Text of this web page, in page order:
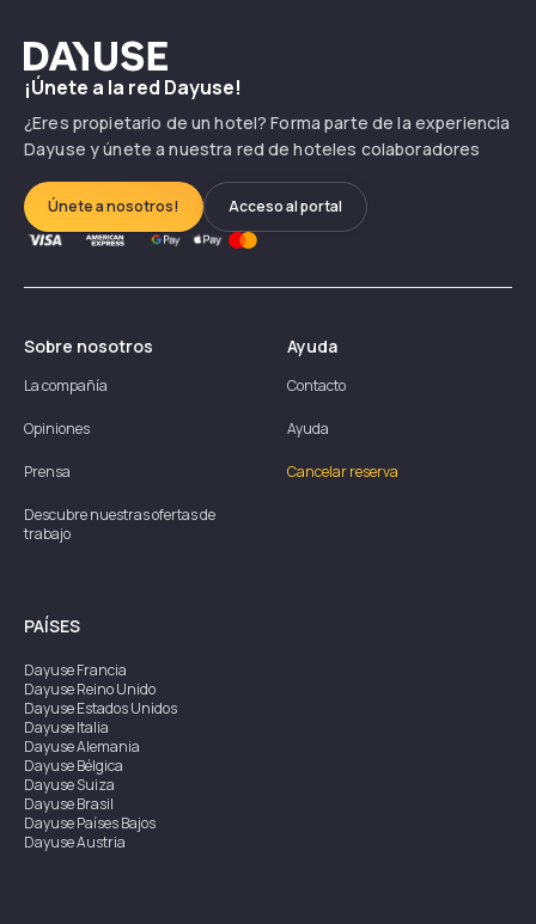
Dayuse
¡Únete a la red Dayuse!
¿Eres propietario de un hotel? Forma parte de la experiencia
Dayuse y únete a nuestra red de hoteles colaboradores
Únete a nosotros! Acceso al portal
Sobre nosotros
La compañía
Opiniones
Prensa
Descubre nuestras ofertas de
trabajo
Ayuda
Contacto
Ayuda
Cancelar reserva
PAÍSES
DayuseFrancia
DayuseReino Unido
DayuseEstados Unidos
DayuseItalia
DayuseAlemania
DayuseBélgica
DayuseSuiza
DayuseBrasil
DayusePaíses Bajos
DayuseAustria